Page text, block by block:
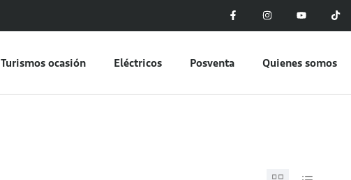
Turismos ocasión Eléctricos Posventa Quienes somos